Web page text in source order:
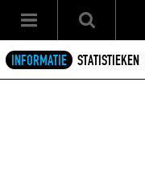
INFORMATIE STATISTIEKEN